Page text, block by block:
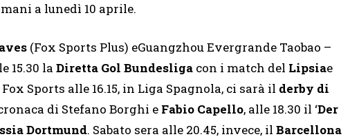
a lunedì 10 aprile.
(Fox Sports Plus) eGuangzhou Evergrande Taobao –
15.30 la Diretta Gol Bundesliga con i match del Lipsiae
Sports alle 16.15, in Liga Spagnola, ci sarà il derby di
di Stefano Borghi e Fabio Capello, alle 18.30 il ‘Der
Dortmund. Sabato sera alle 20.45, invece, il Barcellona